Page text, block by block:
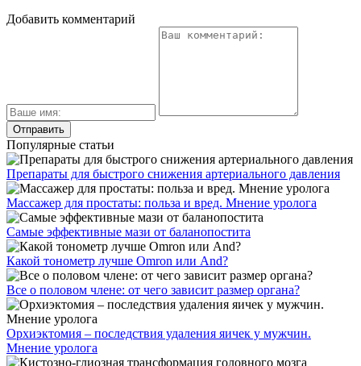
Добавить комментарий
Популярные статьи
Препараты для быстрого снижения артериального давления
Массажер для простаты: польза и вред. Мнение уролога
Самые эффективные мази от баланопостита
Какой тонометр лучше Omron или And?
Все о половом члене: от чего зависит размер органа?
Орхиэктомия – последствия удаления яичек у мужчин.
Мнение уролога